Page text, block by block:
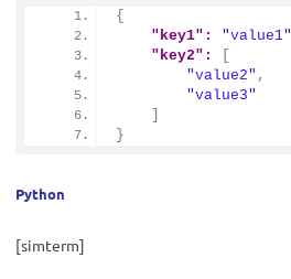
{
"key1":
"value1"
"key2":
"value2" ,
"value3"
}
Python
[simterm]